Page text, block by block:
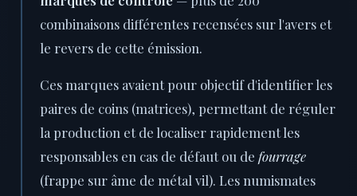
combinaisons différentes recensées sur l'avers et
le revers de cette émission.
Ces marques avaient pour objectif d'identifier les
paires de coins (matrices), permettant de réguler
la production et de localiser rapidement les
responsables en cas de défaut ou de fourrage
(frappe sur âme de métal vil). Les numismates